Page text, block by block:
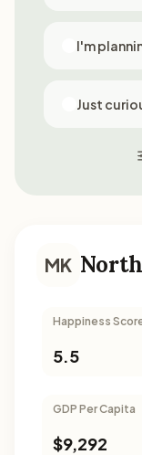
I'm
Just
MK
Happiness
5.5
GDP Per Capita
$9,292